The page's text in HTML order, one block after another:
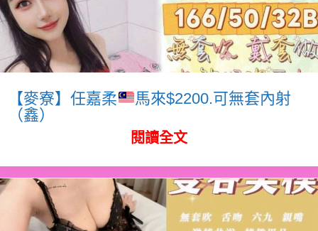
【麥寮】任嘉柔
馬來$2200.可無套內射
（鑫）
閱讀全文